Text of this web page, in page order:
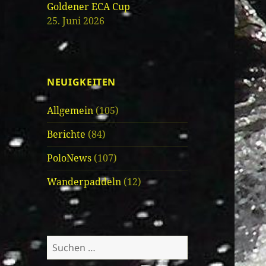
Goldener ECA Cup
25. Juni 2026
NEUIGKEITEN
Allgemein (105)
Berichte (84)
PoloNews (107)
Wanderpaddeln (12)
Suche
nach: